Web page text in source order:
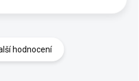
hodnocení